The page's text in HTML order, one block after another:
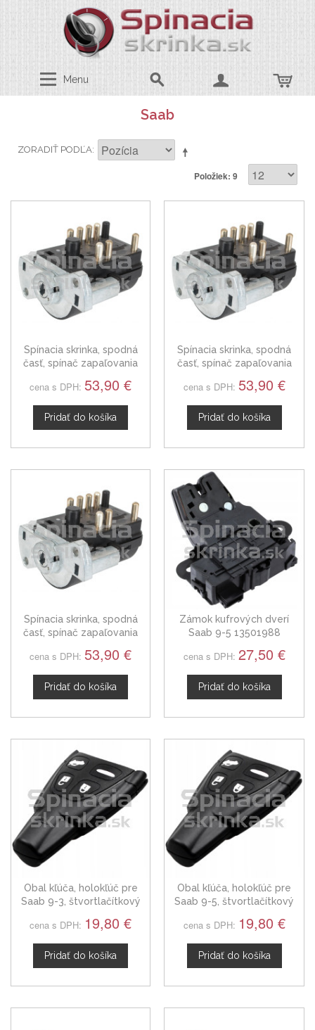
Menu
Saab
ZORADIŤ PODĽA
Položiek: 9
Spínacia skrinka, spodná
časť, spínač zapaľovania
cena s DPH: 53,90 €
Pridať do košíka
Spínacia skrinka, spodná
časť, spínač zapaľovania
cena s DPH: 53,90 €
Pridať do košíka
Spínacia skrinka, spodná
časť, spínač zapaľovania
cena s DPH: 53,90 €
Pridať do košíka
Zámok kufrových dverí
Saab 9-5 13501988
cena s DPH: 27,50 €
Pridať do košíka
Obal kľúča, holokľúč pre
Saab 9-3, štvortlačítkový
cena s DPH: 19,80 €
Pridať do košíka
Obal kľúča, holokľúč pre
Saab 9-5, štvortlačítkový
cena s DPH: 19,80 €
Pridať do košíka